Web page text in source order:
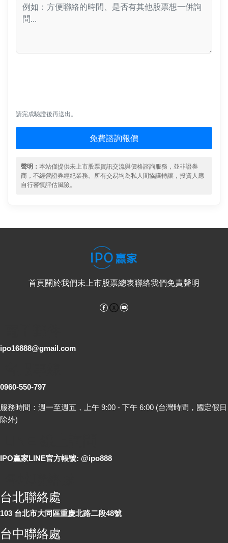
請完成驗證後再送出。
免費諮詢報價
聲明： 本站僅提供未上市股票資訊交流與價格諮詢服務，並非證券
商，不經營證券經紀業務。所有交易均為私人間協議轉讓，投資人應
自行審慎評估風險。
首頁關於我們未上市股票總表聯絡我們免責聲明
Facebook
ipo16888@gmail.com
0960-550-797
服務時間：週一至週五，上午 9:00 - 下午 6:00 (台灣時間，國定假日
除外)
IPO贏家LINE官方帳號: @ipo888
台北聯絡處
103 台北市大同區重慶北路二段48號
台中聯絡處